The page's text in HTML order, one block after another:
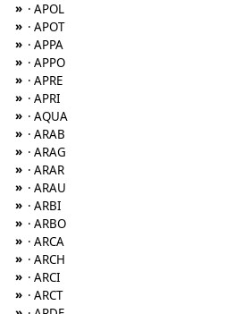
» · APOL
» · APOT
» · APPA
» · APPO
» · APRE
» · APRI
» · AQUA
» · ARAB
» · ARAG
» · ARAR
» · ARAU
» · ARBI
» · ARBO
» · ARCA
» · ARCH
» · ARCI
» · ARCT